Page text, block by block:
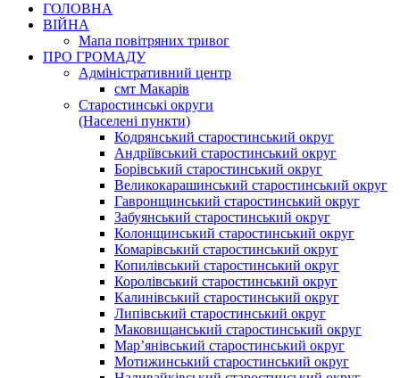
ГОЛОВНА
ВІЙНА
Мапа повітряних тривог
ПРО ГРОМАДУ
Aдміністративний центр
смт Макарів
Старостинські округи
(Населені пункти)
Кодрянський старостинський округ
Андріївський старостинський округ
Борівський старостинський округ
Великокарашинський старостинський округ
Гавронщинський старостинський округ
Забуянський старостинський округ
Колонщинський старостинський округ
Комарівський старостинський округ
Копилівський старостинський округ
Королівський старостинський округ
Калинівський старостинський округ
Липівський старостинський округ
Маковищанський старостинський округ
Мар’янівський старостинський округ
Мотижинський старостинський округ